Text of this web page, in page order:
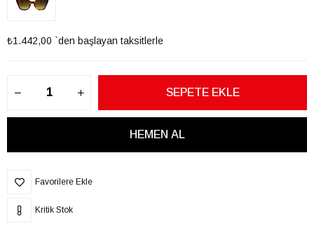
₺1.442,00 `den başlayan taksitlerle
Favorilere Ekle
Kritik Stok